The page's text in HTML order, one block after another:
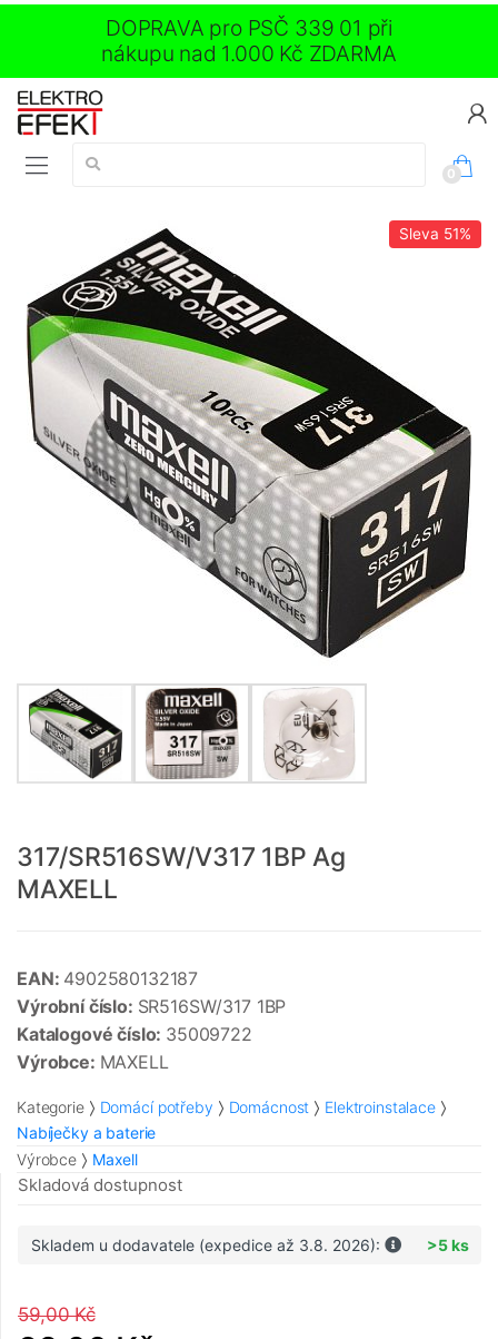
DOPRAVA pro PSČ 339 01 při
nákupu nad 1.000 Kč ZDARMA
Vyhledávání:
0
Sleva 51%
317/SR516SW/V317 1BP Ag
MAXELL
EAN: 4902580132187
Výrobní číslo: SR516SW/317 1BP
Katalogové číslo: 35009722
Výrobce: MAXELL
Kategorie Domácí potřeby Domácnost
Elektroinstalace
Nabíječky a baterie
Výrobce
Maxell
Skladová dostupnost
Skladem u dodavatele (expedice až 3.8. 2026): >5 ks
59,00 Kč